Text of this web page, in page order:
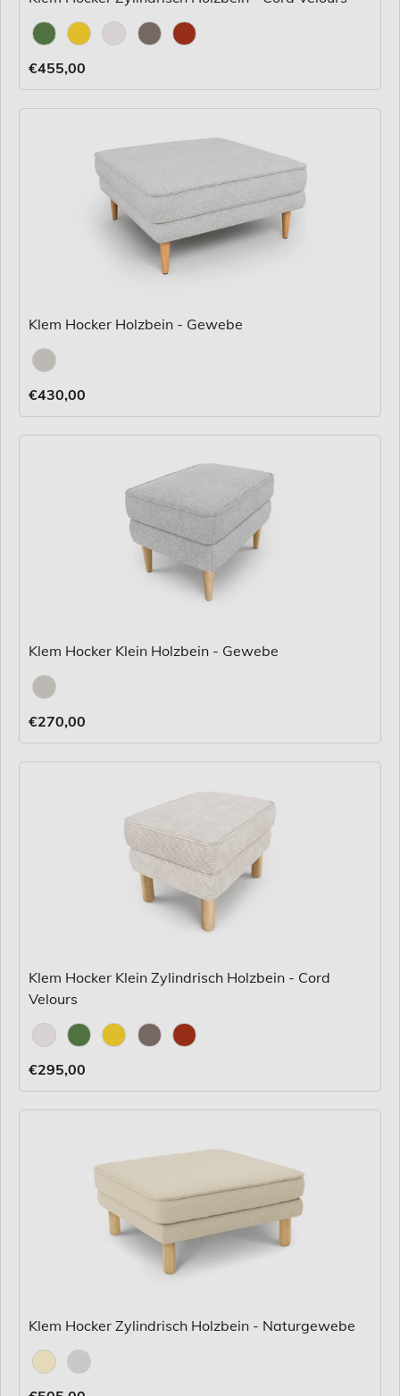
Stoff
€455,00
Klem Hocker Holzbein - Gewebe
Stoff
€430,00
Klem Hocker Klein Holzbein - Gewebe
Stoff
€270,00
Klem Hocker Klein Zylindrisch Holzbein - Cord
Velours
Stoff
€295,00
Klem Hocker Zylindrisch Holzbein - Naturgewebe
Stoff